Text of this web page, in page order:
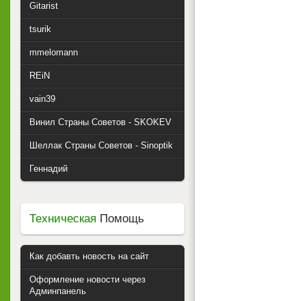
Gitarist
tsurik
mmelomann
REiN
vain39
Винил Страны Советов - SKOKEV
Шеллак Страны Советов - Sinoptik
Геннадий
Техническая Помощь
Как добавть новость на сайт
Оформление новости через
Админпанель